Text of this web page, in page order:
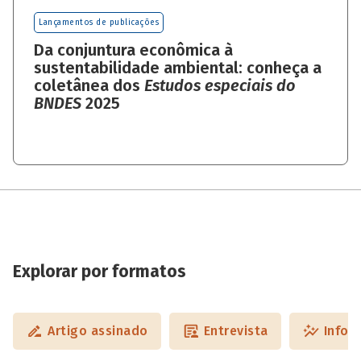
Lançamentos de publicações
Da conjuntura econômica à
sustentabilidade ambiental: conheça a
coletânea dos Estudos especiais do
BNDES 2025
Explorar por formatos
Artigo assinado Entrevista